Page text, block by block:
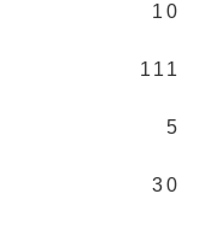
10
111
5
30